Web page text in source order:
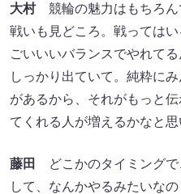
大村競輪の魅力はもちろん
戦いも見どころ。戦っては
ごいいいバランスでやれて
しっかり出ていて。純粋に
があるから、それがもっと
てくれる人が増えるかなと思
藤田
どこかのタイミングで
して、なんかやるみたいなの